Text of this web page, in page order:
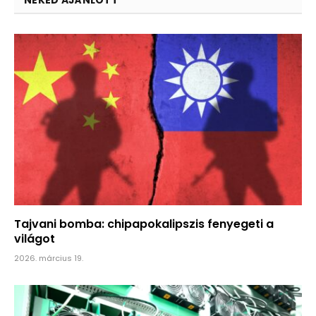
Tajvani bomba: chipapokalipszis fenyegeti a
világot
2026. március 19.